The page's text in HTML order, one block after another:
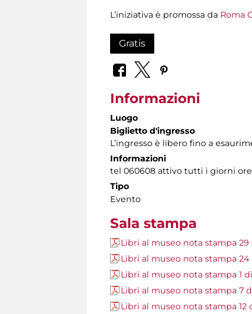
L’iniziativa è promossa da Roma
Gratis
Informazioni
Luogo
Biglietto d'ingresso
L’ingresso è libero fino a
Informazioni
tel 060608 attivo tutti i giorni ore
Tipo
Evento
Sala stampa
Libri al museo nota stampa
Libri al museo nota stampa
Libri al museo nota stampa 1
Libri al museo nota stampa 7
Libri al museo nota stampa 12